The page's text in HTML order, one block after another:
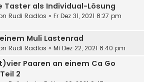
Taster als Individual-Lösung
Rudi Radlos « Fr Dez 31, 2021 8:27 pm
Muli Lastenrad
Rudi Radlos « Mi Dez 22, 2021 8:40 pm
Paaren an einem Ca Go
2